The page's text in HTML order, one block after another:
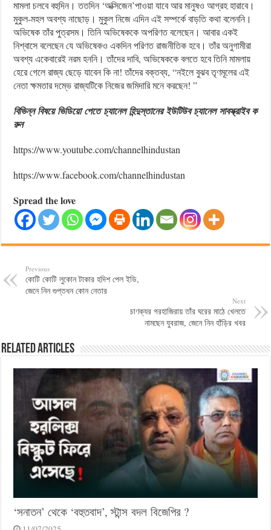
মামলা চলবে বহুদিন। ততদিন ‘অক্সিজেন’পাওয়া যাবে আর মানুষও আগ্রহ হারাবে।
মুকুল-মহল অবশ্য নাছোড়। মুকুল নিজে এদিন এই সম্পর্কে বাড়তি কথা বলেননি।
অভিষেক তাঁর পুত্রসম। তিনি অভিষেককে অপরিণত বলেছেন। আবার একই
নিশ্বাসে বলেছেন যে অভিষেকও একদিন পরিণত রাজনীতিক হবে। তাঁর অনুগামীরা
অবশ্য একেবারেই নরম হননি। তাঁদের দাবি, অভিষেককে বলতে হবে তিনি মামলায়
হেরে গেলে রাজ্য ছেড়ে যাবেন কি না! তাঁদের বক্তব্য, “নইলে বুঝব তৃণমূলের এই
নেতা ক্ষমতার দম্ভে রাজ্যটিকে নিজের জমিদারি মনে করছেন! ”
বিভিন্ন বিষয়ে ভিডিয়ো পেতে চ্যানেল হিন্দুস্তানের ইউটিউব চ্যানেল সাবস্ক্রাইব ক
রুন
https://www.youtube.com/channelhindustan
https://www.facebook.com/channelhindustan
Spread the love
Previous
কোটি কোটি লুকোন টাকার হদিশ পেল ইডি,
জেনে নিন গুপ্তধন কোন নেতার
Next
চাণক্যর গরহাজিরায় তাঁর ঘরের মাঠে খেলতে
নামছেন যুবরাজ, জেনে নিন হাঁড়ির খবর
Related Articles
‘সনাতন’ থেকে ‘বহুতবাদ’, স্টান্স বদল বিজেপির ?